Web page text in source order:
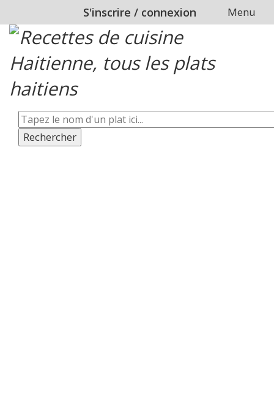
Menu
S'inscrire / connexion
Rechercher